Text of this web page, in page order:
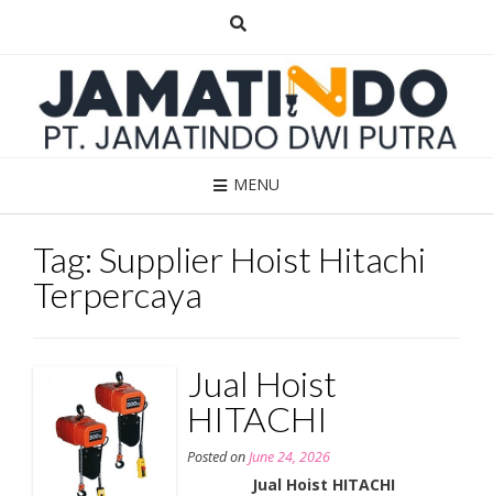
MENU
Tag: Supplier Hoist Hitachi
Terpercaya
Jual Hoist
HITACHI
Posted onJune 24, 2026
Jual Hoist HITACHI